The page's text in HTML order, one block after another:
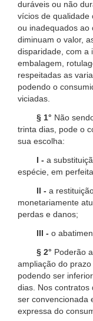
duráveis ou não
vícios de qualidade
ou inadequados ao
diminuam o valor,
disparidade, com a
embalagem,
respeitadas as
podendo o
viciadas.
§ 1° Não
trinta dias, pode o
sua escolha:
I - a
espécie, em
II - a
monetariamente
perdas e danos;
III - o
§ 2° Poderão
ampliação do
podendo ser
dias. Nos contratos
ser convencionada
expressa do